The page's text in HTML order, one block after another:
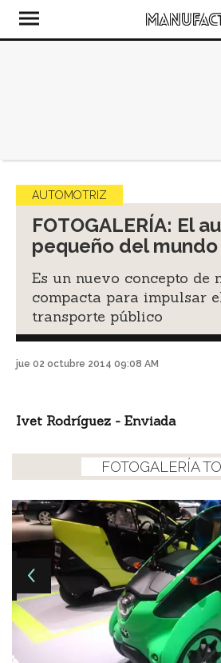
AUTOMOTRIZ
FOTOGALERÍA: El
pequeño del mundo
Es un nuevo concepto de
compacta para impulsar
transporte público
jue 02 octubre 2014 09:08 AM
Ivet Rodríguez - Enviada
FOTOGALERÍA